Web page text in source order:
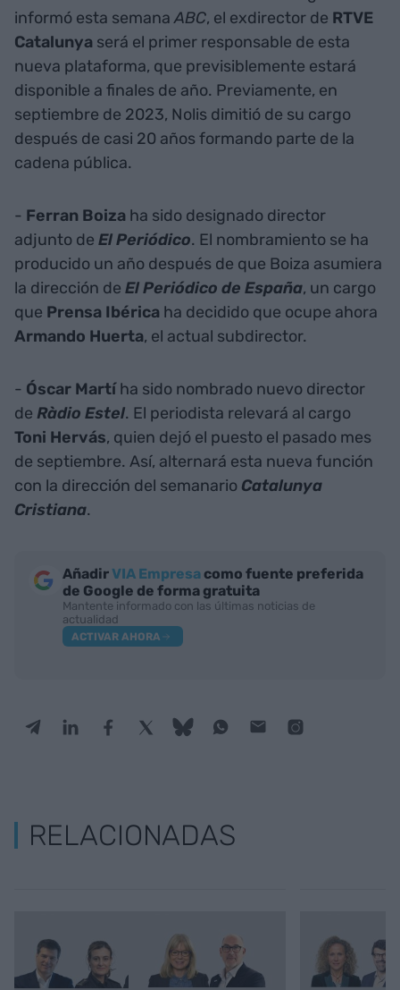
informó esta semanaABC, el exdirector de RTVE
Catalunya será el primer responsable de esta
nueva plataforma, que previsiblemente estará
disponible a finales de año. Previamente, en
septiembre de 2023, Nolis dimitió de su cargo
después de casi 20 años formando parte de la
cadena pública.
- Ferran Boiza ha sido designado director
adjunto de El Periódico. El nombramiento se ha
producido un año después de que Boiza asumiera
la dirección de El Periódico de España, un cargo
que Prensa Ibérica ha decidido que ocupe ahora
Armando Huerta, el actual subdirector.
- Óscar Martíha sido nombrado nuevo director
de Ràdio Estel. El periodista relevará al cargo
Toni Hervás, quien dejó el puesto el pasado mes
de septiembre. Así, alternará esta nueva función
con la dirección del semanario Catalunya
Cristiana.
AñadirVIA Empresa como fuente preferida
de Google de forma gratuita
Mantente informado con las últimas noticias de
actualidad
ACTIVAR AHORA
RELACIONADAS